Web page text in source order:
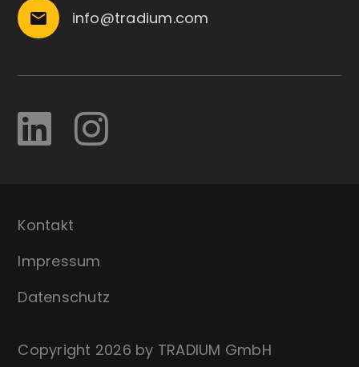
email info@tradium.com
Kontakt
Impressum
Datenschutz
Copyright 2026 by TRADIUM GmbH